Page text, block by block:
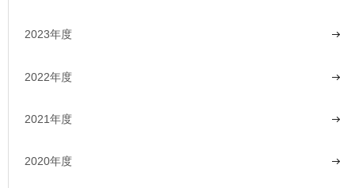
2023年度
2022年度
2021年度
2020年度